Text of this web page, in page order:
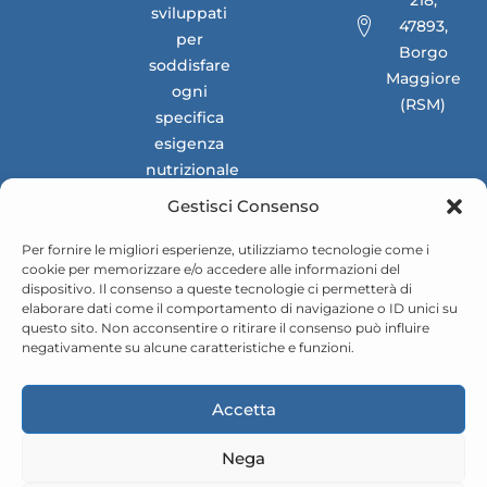
Gestisci Consenso
Per fornire le migliori esperienze, utilizziamo tecnologie come i
cookie per memorizzare e/o accedere alle informazioni del
dispositivo. Il consenso a queste tecnologie ci permetterà di
elaborare dati come il comportamento di navigazione o ID unici su
questo sito. Non acconsentire o ritirare il consenso può influire
negativamente su alcune caratteristiche e funzioni.
Accetta
Nega
sviluppati
per
soddisfare
ogni
specifica
esigenza
nutrizionale
dei
nazionali e
internazionali.
47893,
Borgo
Maggiore
(RSM)